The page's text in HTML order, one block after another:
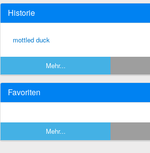
Historie
mottled duck
Mehr...
Favoriten
Mehr...